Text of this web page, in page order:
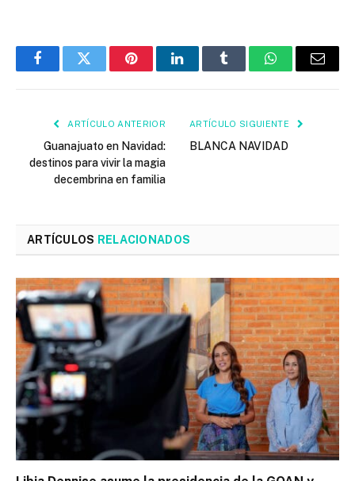
FacebookTwitter PinterestLinkedInTumblr WhatsAppEmail
ARTÍCULO ANTERIOR
Guanajuato en Navidad:
destinos para vivir la magia
decembrina en familia
ARTÍCULO SIGUIENTE
BLANCA NAVIDAD
ARTÍCULOS RELACIONADOS